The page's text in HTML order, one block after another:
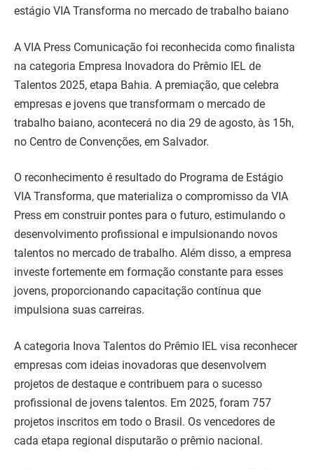
estágio VIA Transforma no mercado de trabalho baiano
A VIA Press Comunicação foi reconhecida como finalista
na categoria Empresa Inovadora do Prêmio IEL de
Talentos 2025, etapa Bahia. A premiação, que celebra
empresas e jovens que transformam o mercado de
trabalho baiano, acontecerá no dia 29 de agosto, às 15h,
no Centro de Convenções, em Salvador.
O reconhecimento é resultado do Programa de Estágio
VIA Transforma, que materializa o compromisso da VIA
Press em construir pontes para o futuro, estimulando o
desenvolvimento profissional e impulsionando novos
talentos no mercado de trabalho. Além disso, a empresa
investe fortemente em formação constante para esses
jovens, proporcionando capacitação contínua que
impulsiona suas carreiras.
A categoria Inova Talentos do Prêmio IEL visa reconhecer
empresas com ideias inovadoras que desenvolvem
projetos de destaque e contribuem para o sucesso
profissional de jovens talentos. Em 2025, foram 757
projetos inscritos em todo o Brasil. Os vencedores de
cada etapa regional disputarão o prêmio nacional.